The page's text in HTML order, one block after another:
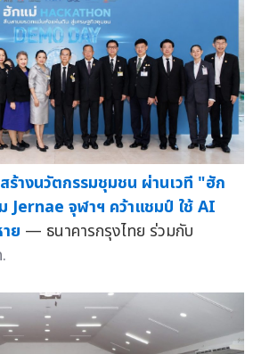
ร้างนวัตกรรมชุมชน ผ่านเวที "ฮัก
จุฬาฯ คว้าแชมป์ ใช้ AI
ย — ธนาคารกรุงไทย ร่วมกับ